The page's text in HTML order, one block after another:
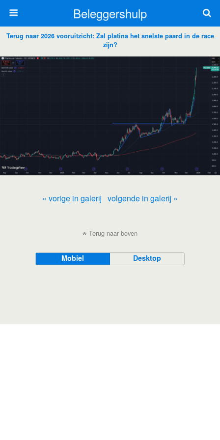
Beleggershulp
Terug naar 2026 vooruitzicht: Zal platina het snelste paard in de race
zijn?
« vorige in galerij volgende in galerij »
Terug naar boven
Mobiel Desktop